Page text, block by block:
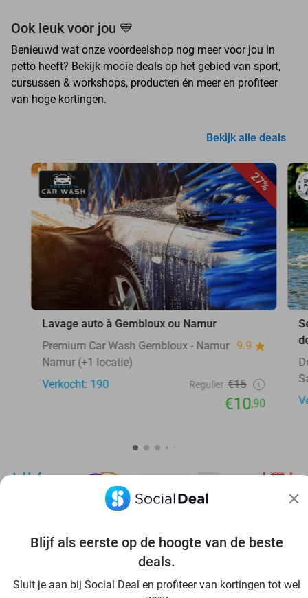
Blijf als eerste op de hoogte van de beste
deals.
Sluit je aan bij Social Deal en profiteer van kortingen tot wel
Ook leuk voor jou 💙
Benieuwd wat onze voordeelshop nog meer voor jou in
petto heeft? Bekijk mooie deals op het gebied van sport,
cursussen & workshops, producten én meer en profiteer
van hoge kortingen.
Bekijk alle deals
27%
Lavage auto à Gembloux ou Namur
Premium Car Wash Gembloux - Namur
9.9
Namur (+1 locatie)
Verkocht: 190
Regulier €15
€10,90
Ontdek nog meer voordeel in jouw omgeving